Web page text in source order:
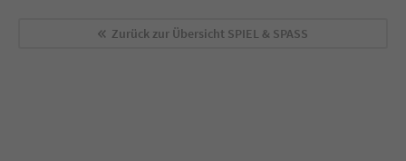
Zurück zur Übersicht SPIEL & SPASS